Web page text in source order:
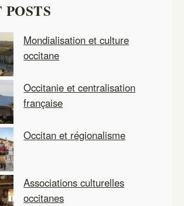
Mondialisation et culture
occitane
Occitanie et centralisation
française
Occitan et régionalisme
Associations culturelles
occitanes